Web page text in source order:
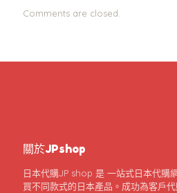
Comments are closed.
關於JPshop
日本代購JP shop 是 一站式日本代購
買不同款式的日本產品。成功為客戶